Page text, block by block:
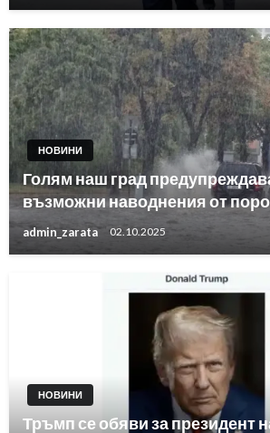
НОВИНИ
Голям наш град
възможни наводнения от
admin_zarata 02.10.2025
НОВИНИ
Тръмп се обяви за президент